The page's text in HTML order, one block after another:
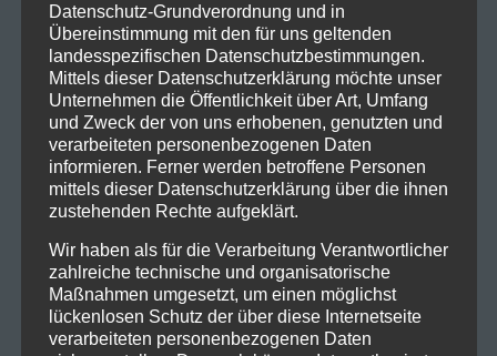
Weitere Fotos des Auftritts
Eskimo Callboy
Zu dem ACDC-Klassiker Thunderstruck machen sich
Datenschutz-Grundverordnung und in
Übereinstimmung mit den für uns geltenden
landesspezifischen Datenschutzbestimmungen.
Mittels dieser Datenschutzerklärung möchte unser
Unternehmen die Öffentlichkeit über Art, Umfang
und Zweck der von uns erhobenen, genutzten und
verarbeiteten personenbezogenen Daten
informieren. Ferner werden betroffene Personen
mittels dieser Datenschutzerklärung über die ihnen
zustehenden Rechte aufgeklärt.
Wir haben als für die Verarbeitung Verantwortlicher
zahlreiche technische und organisatorische
Maßnahmen umgesetzt, um einen möglichst
lückenlosen Schutz der über diese Internetseite
verarbeiteten personenbezogenen Daten